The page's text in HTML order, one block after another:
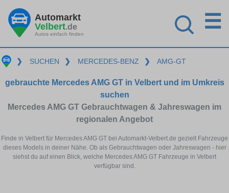
Automarkt
Velbert.de
Autos einfach finden
☰
❯ SUCHEN ❯ MERCEDES-BENZ ❯ AMG-GT
gebrauchte Mercedes AMG GT in Velbert und im Umkreis
suchen
Mercedes AMG GT Gebrauchtwagen & Jahreswagen im
regionalen Angebot
Finde in Velbert für Mercedes AMG GT bei Automarkt-Velbert.de gezielt Fahrzeuge
dieses Models in deiner Nähe. Ob als Gebrauchtwagen oder Jahreswagen - hier
siehst du auf einen Blick, welche Mercedes AMG GT Fahrzeuge in Velbert
verfügbar sind.